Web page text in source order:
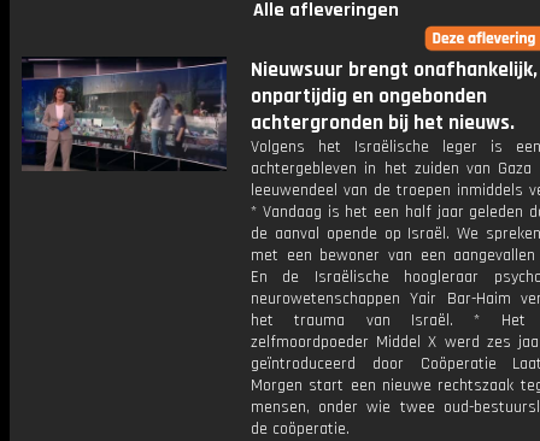
Alle afleveringen
Nieuwsuur brengt onafhankelijk,
onpartijdig en ongebonden
achtergronden bij het nieuws.
Volgens het Israëlische leger is
achtergebleven in het zuiden van
leeuwendeel van de troepen inmiddels
* Vandaag is het een half jaar geleden
de aanval opende op Israël. We
met een bewoner van een
En de Israëlische hoogleraar
neurowetenschappen Yair Bar-Haim
het trauma van Israël. * Het
zelfmoordpoeder Middel X werd zes
geïntroduceerd door Coöperatie
Morgen start een nieuwe rechtszaak
mensen, onder wie twee oud-
de coöperatie.